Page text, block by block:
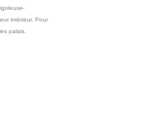
intérieur. Pour
palais.